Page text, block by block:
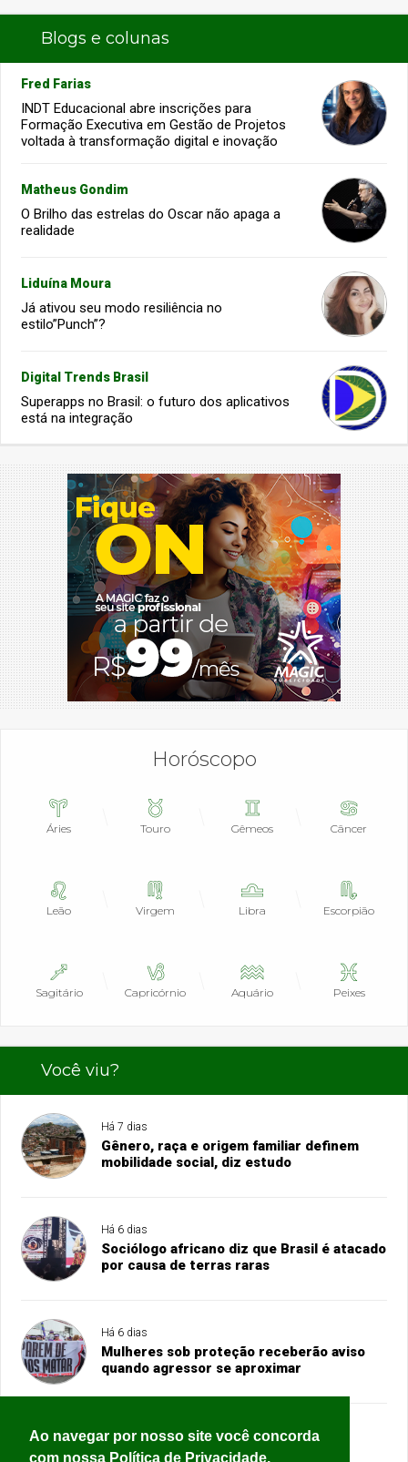
Ao navegar por nosso site você concorda
com nossa Política de Privacidade.
Blogs e colunas
Fred Farias
INDT Educacional abre inscrições para
Formação Executiva em Gestão de Projetos
voltada à transformação digital e inovação
Matheus Gondim
O Brilho das estrelas do Oscar não apaga a
realidade
Liduína Moura
Já ativou seu modo resiliência no
estilo”Punch”?
Digital Trends Brasil
Superapps no Brasil: o futuro dos aplicativos
está na integração
Horóscopo
Áries Touro Gêmeos Câncer
Leão Virgem Libra Escorpião
Sagitário Capricórnio Aquário Peixes
Você viu?
Há 7 dias
Gênero, raça e origem familiar definem
mobilidade social, diz estudo
Há 6 dias
Sociólogo africano diz que Brasil é atacado
por causa de terras raras
Há 6 dias
Mulheres sob proteção receberão aviso
quando agressor se aproximar
Há 6 dias
Governo do Rio cria órgãos que vão